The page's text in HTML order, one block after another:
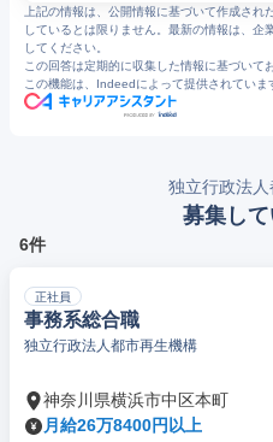
10独立行政法人都市再生機構（UR都市機
11事務系総合職|独立行政法人都市再生機構
12https://jobtalk.jp/companies/249223/
上記の情報は、公開情報に基づいて作成さ
しているとは限りません。最新の情報は、企
してください。
この回答は定期的に収集した情報に基づいて
この機能は、Indeedによって提供されていま
独立行政法
募集し
6件
正社員
事務系総合職
独立行政法人都市再生機構
神奈川県横浜市中区本町
月給26万8400円以上